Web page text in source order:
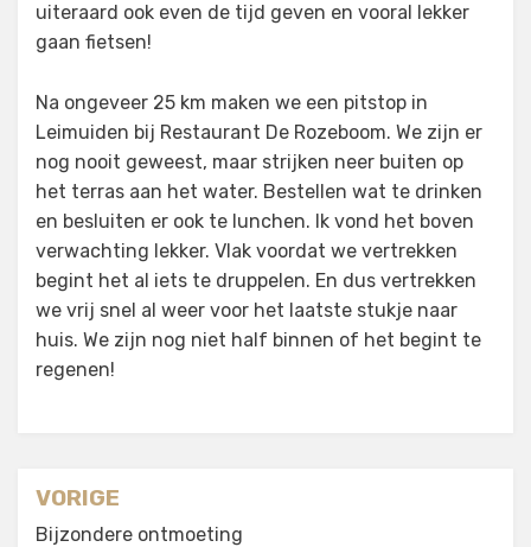
uiteraard ook even de tijd geven en vooral lekker
gaan fietsen!
Na ongeveer 25 km maken we een pitstop in
Leimuiden bij Restaurant De Rozeboom. We zijn er
nog nooit geweest, maar strijken neer buiten op
het terras aan het water. Bestellen wat te drinken
en besluiten er ook te lunchen. Ik vond het boven
verwachting lekker. Vlak voordat we vertrekken
begint het al iets te druppelen. En dus vertrekken
we vrij snel al weer voor het laatste stukje naar
huis. We zijn nog niet half binnen of het begint te
regenen!
Berichtnavigatie
VORIGE
Bijzondere ontmoeting